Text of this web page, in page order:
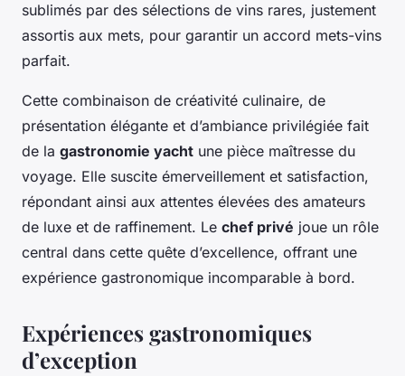
sublimés par des sélections de vins rares, justement
assortis aux mets, pour garantir un accord mets-vins
parfait.
Cette combinaison de créativité culinaire, de
présentation élégante et d’ambiance privilégiée fait
de la gastronomie yacht une pièce maîtresse du
voyage. Elle suscite émerveillement et satisfaction,
répondant ainsi aux attentes élevées des amateurs
de luxe et de raffinement. Le chef privé joue un rôle
central dans cette quête d’excellence, offrant une
expérience gastronomique incomparable à bord.
Expériences gastronomiques
d’exception